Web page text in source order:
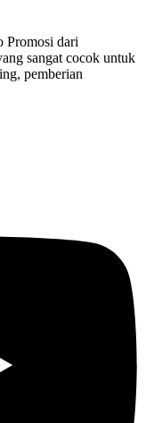
Promosi dari
sangat cocok untuk
pemberian